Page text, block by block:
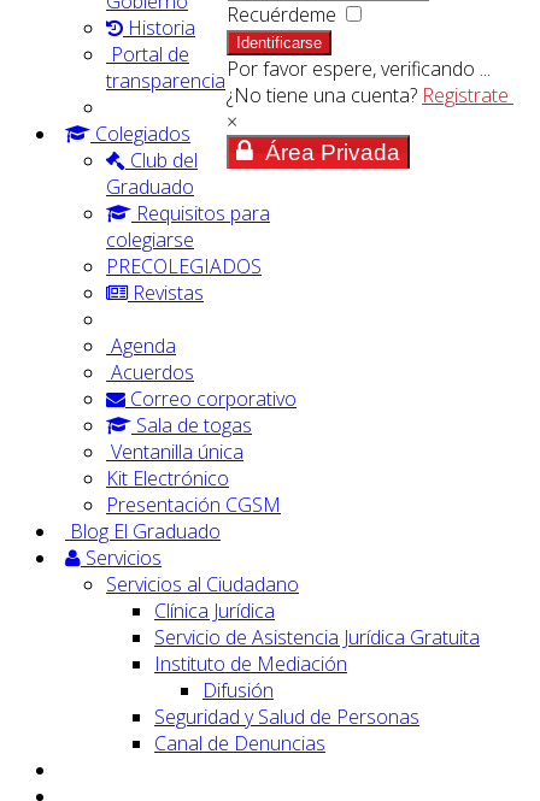
Recuérdeme
Identificarse
Por favor espere, verificando ...
¿No tiene una cuenta? Registrate
×
Área Privada
Historia
Portal de
transparencia
Colegiados
Club del
Graduado
Requisitos para
colegiarse
PRECOLEGIADOS
Revistas
Agenda
Acuerdos
Correo corporativo
Sala de togas
Ventanilla única
Kit Electrónico
Presentación CGSM
Blog El Graduado
Servicios
Servicios al Ciudadano
Clínica Jurídica
Servicio de Asistencia Jurídica Gratuita
Instituto de Mediación
Difusión
Seguridad y Salud de Personas
Canal de Denuncias